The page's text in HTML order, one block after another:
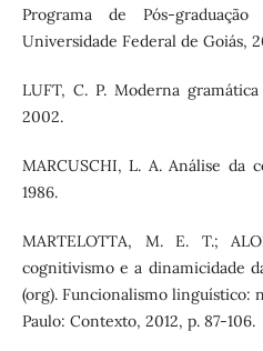
Programa de Pós-
Universidade Federal de Goiás,
LUFT, C. P. Moderna
2002.
MARCUSCHI, L. A. Análise da
1986.
MARTELOTTA, M. E. T.;
cognitivismo e a dinamicidade
(org). Funcionalismo linguístico:
Paulo: Contexto, 2012, p. 87-106.